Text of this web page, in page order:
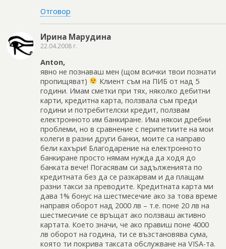
Отговор
Ирина Марудина
22.04.2008 г.
Anton,
явно не познаваш мен (щом всички твои познати
пропищяват)
Клиент съм на ПИБ от над 5
години. Имам сметки при тях, няколко дебитни
карти, кредитна карта, ползвала съм преди
години и потребителски кредит, ползвам
електронното им банкиране. Има някои дребни
проблеми, но в сравнение с перипетиите на мои
колеги в разни други банки, моите са направо
бели кахъри! Благодарение на електронното
банкиране просто нямам нужда да ходя до
банката вече! Погасявам си задълженията по
кредитната без да се разкарвам и да плащам
разни такси за преводите. Кредитната карта ми
дава 1% бонус на шестмесечие ако за това време
направя оборот над 2000 лв – т.е. поне 20 лв на
шестмесичие се връщат ако ползваш активно
картата. Което значи, че ако правиш поне 4000
лв оборот на година, ти се възстановява сума,
която ти покрива таксата обслужване на VISA-та.